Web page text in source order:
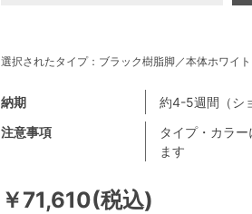
￥71,610(税込)
注意事項
タイプ・カラ
ます
納期 約4-5週間（シ
選択されたタイプ：ブラック樹脂脚／本体ホワイ